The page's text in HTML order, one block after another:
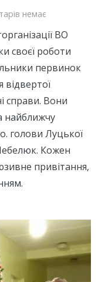
немає
ВО
своєї роботи
первинок
відвертої
справи. Вони
найближчу
голови Луцької
Кожен
привітання,